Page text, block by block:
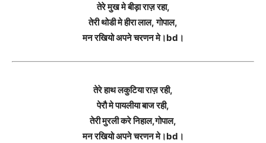
तेरे मुख मे बीड़ा राज़ रहा,
तेरी थोडी मे हीरा लाल, गोपाल,
मन रखियो अपने चरणन मे।bd।
तेरे हाथ लकुटिया राज़ रही,
पेरौ मे पायलीया बाज रही,
तेरी मुरली करे निहाल,गोपाल,
मन रखियो अपने चरणन मे।bd।